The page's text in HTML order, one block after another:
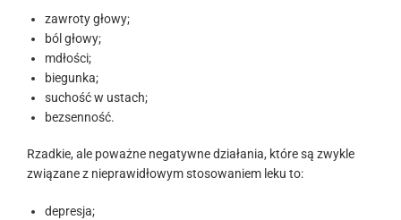
zawroty głowy;
ból głowy;
mdłości;
biegunka;
suchość w ustach;
bezsenność.
Rzadkie, ale poważne negatywne działania, które są zwykle
związane z nieprawidłowym stosowaniem leku to:
depresja;